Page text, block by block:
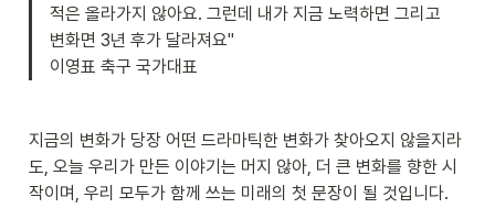
적은 올라가지 않아요. 그런데 내가 지금 노력하면 그리고
변화면 3년 후가 달라져요"
이영표 축구 국가대표
지금의 변화가 당장 어떤 드라마틱한 변화가 찾아오지 않을지라
도, 오늘 우리가 만든 이야기는 머지 않아, 더 큰 변화를 향한 시
작이며, 우리 모두가 함께 쓰는 미래의 첫 문장이 될 것입니다.